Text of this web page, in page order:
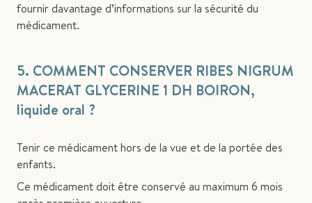
fournir davantage d’informations sur la sécurité du
médicament.
5. COMMENT CONSERVER RIBES NIGRUM
MACERAT GLYCERINE 1 DH BOIRON,
liquide oral ?
Tenir ce médicament hors de la vue et de la portée des
enfants.
Ce médicament doit être conservé au maximum 6 mois